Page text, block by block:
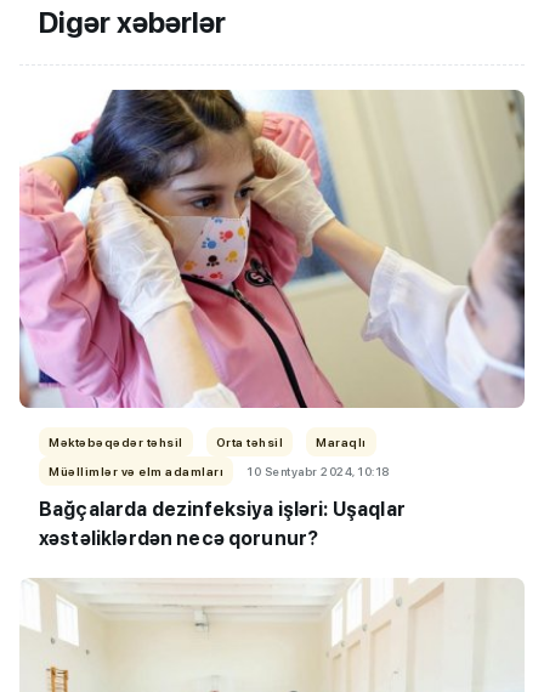
Digər xəbərlər
Məktəbəqədər təhsil Orta təhsil
Maraqlı
Müəllimlər və elm adamları
10 Sentyabr 2024, 10:18
Bağçalarda dezinfeksiya işləri: Uşaqlar
xəstəliklərdən necə qorunur?